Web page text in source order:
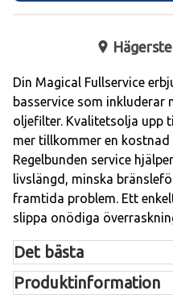
Din Magical Fullservice
basservice som
oljefilter. Kvalitetsolja upp
mer tillkommer en
Regelbunden service
livslängd, minska
framtida problem. Ett
slippa onödiga
Det bästa
Allt det viktiga ingår -
bilens rekommendationer
Produktinformation